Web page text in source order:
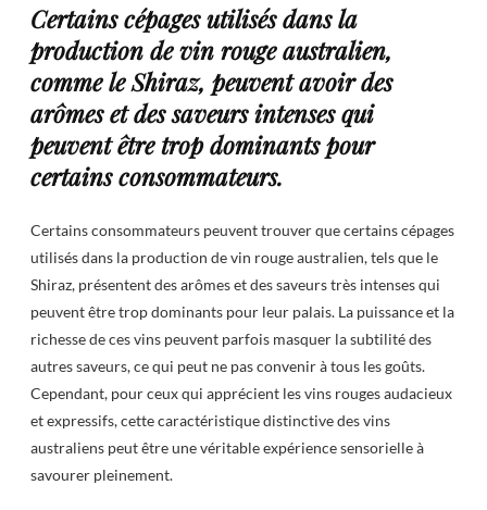
Certains cépages utilisés dans la
production de vin rouge australien,
comme le Shiraz, peuvent avoir des
arômes et des saveurs intenses qui
peuvent être trop dominants pour
certains consommateurs.
Certains consommateurs peuvent trouver que certains cépages
utilisés dans la production de vin rouge australien, tels que le
Shiraz, présentent des arômes et des saveurs très intenses qui
peuvent être trop dominants pour leur palais. La puissance et la
richesse de ces vins peuvent parfois masquer la subtilité des
autres saveurs, ce qui peut ne pas convenir à tous les goûts.
Cependant, pour ceux qui apprécient les vins rouges audacieux
et expressifs, cette caractéristique distinctive des vins
australiens peut être une véritable expérience sensorielle à
savourer pleinement.